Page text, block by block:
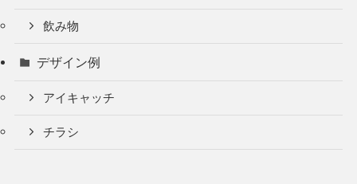
飲み物
デザイン例
アイキャッチ
チラシ